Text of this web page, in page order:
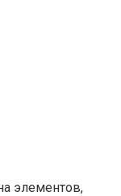
элементов,